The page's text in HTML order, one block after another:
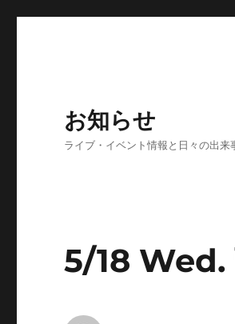
お知らせ
ライブ・イベント情報と日々の出来
5/18 Wed.